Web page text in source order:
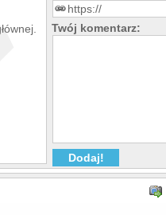
Twój komentarz: